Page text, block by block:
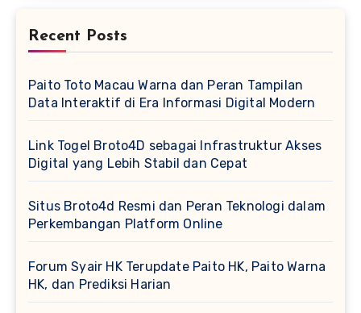
Recent Posts
Paito Toto Macau Warna dan Peran Tampilan
Data Interaktif di Era Informasi Digital Modern
Link Togel Broto4D sebagai Infrastruktur Akses
Digital yang Lebih Stabil dan Cepat
Situs Broto4d Resmi dan Peran Teknologi dalam
Perkembangan Platform Online
Forum Syair HK Terupdate Paito HK, Paito Warna
HK, dan Prediksi Harian